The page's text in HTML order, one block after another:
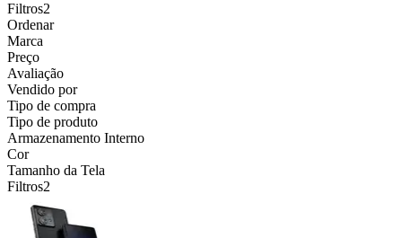
Filtros2
Ordenar
Marca
Preço
Avaliação
Vendido por
Tipo de compra
Tipo de produto
Armazenamento Interno
Cor
Tamanho da Tela
Filtros2